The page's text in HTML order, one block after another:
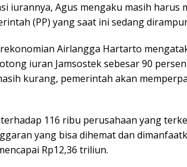
iurannya, Agus mengaku masih harus
(PP) yang saat ini sedang
Airlangga Hartarto
iuran Jamsostek sebesar 90
kurang, pemerintah akan
116 ribu perusahaan yang
yang bisa dihemat dan
Rp12,36 triliun.